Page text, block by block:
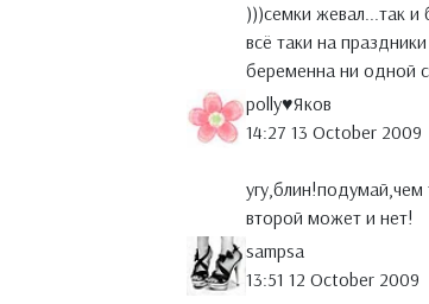
)))семки жевал...так и
всё таки на
беременна ни одной
polly♥Яков
14:27 13 October 2009
второй может и нет!
sampsa
13:51 12 October 2009